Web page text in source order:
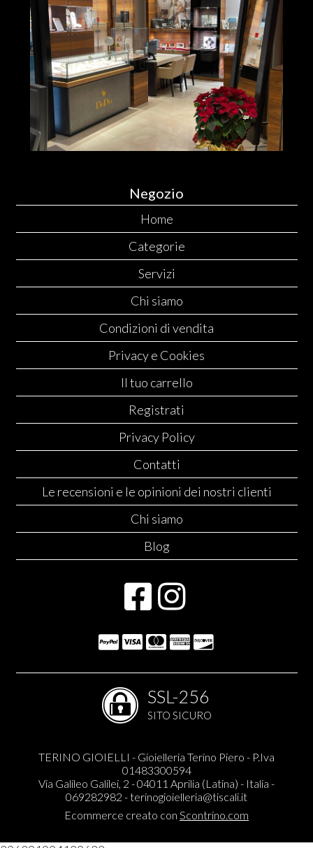
Negozio
Home
Categorie
Servizi
Chi siamo
Condizioni di vendita
Privacy e Cookies
Il tuo carrello
Registrati
Privacy Policy
Contatti
Le recensioni e le opinioni dei nostri clienti
Chi siamo
Blog
SSL-256
SITO SICURO
TERINO GIOIELLI - Gioielleria Terino Piero - P.Iva
01483300594
Via Galileo Galilei, 2 - 04011 Aprilia (Latina) - Italia -
069282982 -terinogioielleria@tiscali.it
Ecommerce creato con Scontrino.com